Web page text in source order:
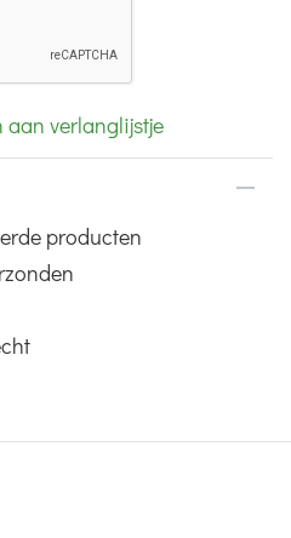
aan verlanglijstje
producten